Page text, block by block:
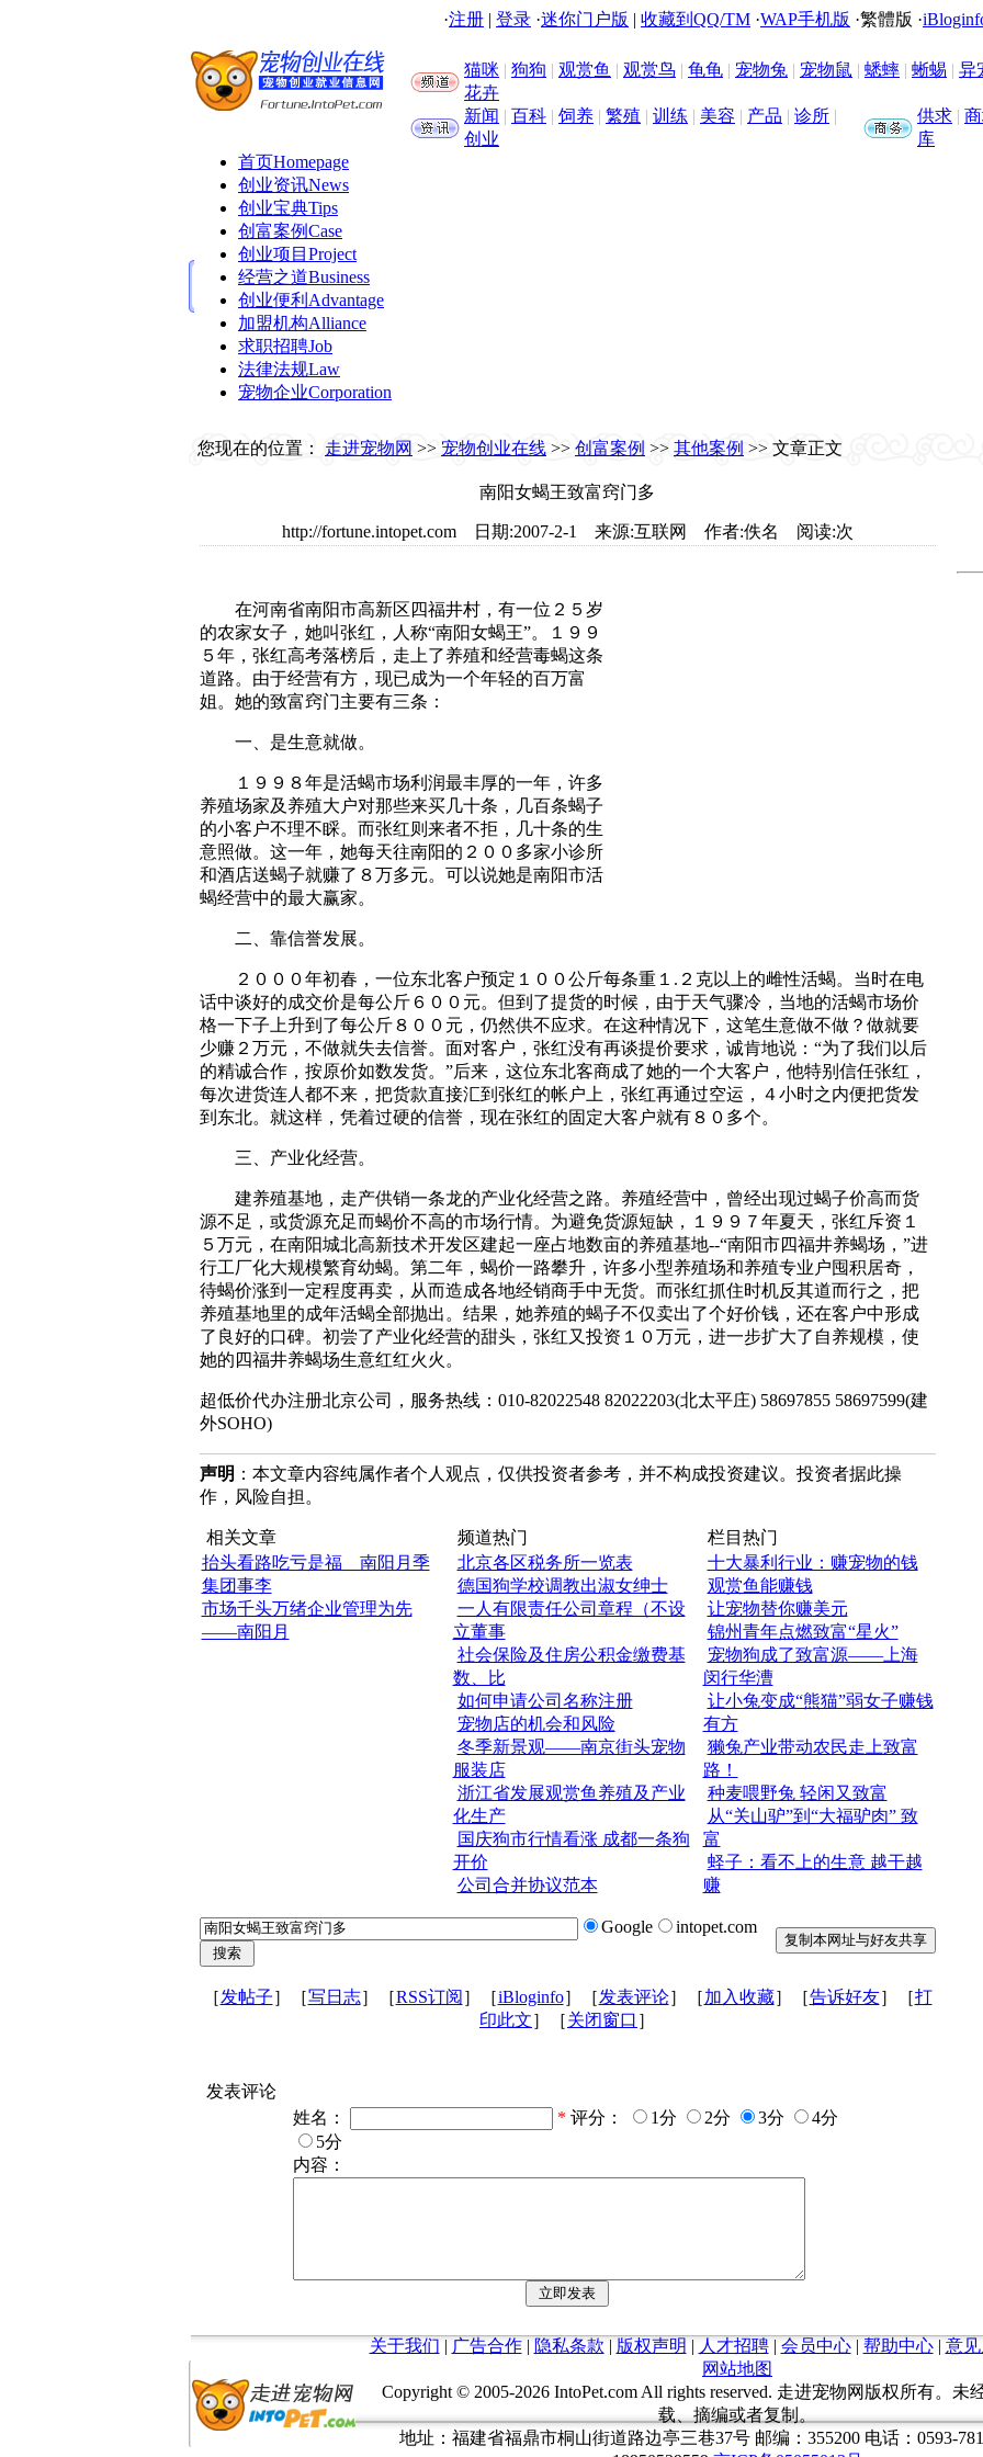
·注册 | 登录 ·迷你门户版 | 收藏到QQ/TM ·WAP手机版 ·繁體版 ·
猫咪 | 狗狗 | 观赏鱼 | 观赏鸟 | 龟龟 | 宠物兔 | 宠物鼠 | 蟋蟀 | 蜥蜴 | 异
花卉
新闻 | 百科 | 饲养 | 繁殖 | 训练 | 美容 | 产品 | 诊所 |
创业
供求 |
库
首页Homepage
创业资讯News
创业宝典Tips
创富案例Case
创业项目 Project
经营之道Business
创业便利 Advantage
加盟机构Alliance
求职招聘Job
法律法规Law
宠物企业Corporation
您现在的位置： 走进宠物网 >> 宠物创业在线 >> 创富案例 >> 其他案例 >> 文章正文
南阳女蝎王致富窍门多
http://fortune.intopet.com 日期:2007-2-1 来源:互联网 作者:佚名 阅读:次
在河南省南阳市高新区四福井村，有一位２５岁
的农家女子，她叫张红，人称“南阳女蝎王”。１９９
５年，张红高考落榜后，走上了养殖和经营毒蝎这条
道路。由于经营有方，现已成为一个年轻的百万富
姐。她的致富窍门主要有三条：
一、是生意就做。
１９９８年是活蝎市场利润最丰厚的一年，许多
养殖场家及养殖大户对那些来买几十条，几百条蝎子
的小客户不理不睬。而张红则来者不拒，几十条的生
意照做。这一年，她每天往南阳的２００多家小诊所
和酒店送蝎子就赚了８万多元。可以说她是南阳市活
蝎经营中的最大赢家。
二、靠信誉发展。
２０００年初春，一位东北客户预定１００公斤每条重１.２克以上的雌性活蝎。当时在电
话中谈好的成交价是每公斤６００元。但到了提货的时候，由于天气骤冷，当地的活蝎市场价
格一下子上升到了每公斤８００元，仍然供不应求。在这种情况下，这笔生意做不做？做就要
少赚２万元，不做就失去信誉。面对客户，张红没有再谈提价要求，诚肯地说：“为了我们以后
的精诚合作，按原价如数发货。”后来，这位东北客商成了她的一个大客户，他特别信任张红，
每次进货连人都不来，把货款直接汇到张红的帐户上，张红再通过空运，４小时之内便把货发
到东北。就这样，凭着过硬的信誉，现在张红的固定大客户就有８０多个。
三、产业化经营。
建养殖基地，走产供销一条龙的产业化经营之路。养殖经营中，曾经出现过蝎子价高而货
源不足，或货源充足而蝎价不高的市场行情。为避免货源短缺，１９９７年夏天，张红斥资１
５万元，在南阳城北高新技术开发区建起一座占地数亩的养殖基地--“南阳市四福井养蝎场，”进
行工厂化大规模繁育幼蝎。第二年，蝎价一路攀升，许多小型养殖场和养殖专业户囤积居奇，
待蝎价涨到一定程度再卖，从而造成各地经销商手中无货。而张红抓住时机反其道而行之，把
养殖基地里的成年活蝎全部抛出。结果，她养殖的蝎子不仅卖出了个好价钱，还在客户中形成
了良好的口碑。初尝了产业化经营的甜头，张红又投资１０万元，进一步扩大了自养规模，使
她的四福井养蝎场生意红红火火。
超低价代办注册北京公司，服务热线：010-82022548 82022203(北太平庄) 58697855 58697599(建
外SOHO)
声明 ：本文章内容纯属作者个人观点，仅供投资者参考，并不构成投资建议。投资者据此操
作，风险自担。
相关文章
抬头看路吃亏是福 南阳月季
集团事李
市场千头万绪企业管理为先
——南阳月
频道热门
北京各区税务所一览表
德国狗学校调教出淑女绅士
一人有限责任公司章程（不设
立董事
社会保险及住房公积金缴费基
数、比
如何申请公司名称注册
宠物店的机会和风险
冬季新景观——南京街头宠物
服装店
浙江省发展观赏鱼养殖及产业
化生产
国庆狗市行情看涨 成都一条狗
开价
公司合并协议范本
栏目热门
十大暴利行业：赚宠物的钱
观赏鱼能赚钱
让宠物替你赚美元
锦州青年点燃致富“星火”
宠物狗成了致富源——上海
闵行华漕
让小兔变成“熊猫”弱女子赚钱
有方
獭兔产业带动农民走上致富
路！
种麦喂野兔 轻闲又致富
从“关山驴”到“大福驴肉” 致
富
蛏子：看不上的生意 越干越
赚
Google intopet.com
［发帖子］［写日志］［RSS订阅 ］［iBloginfo］［发表评论］［加入收藏］［告诉好友］［打
印此文］［关闭窗口 ］
发表评论
姓名：
* 评分： 1分 2分 3分
4分
5分
内容：
关于我们 | 广告合作| 隐私条款 | 版权声明 | 人才招聘| 会员中心| 帮助中心| 意
网站地图
Copyright © 2005-2026 IntoPet.com All rights reserved. 走进宠物网版权所有。未
载、摘编或者复制。
地址：福建省福鼎市桐山街道路边亭三巷37号 邮编：355200 电话：0593-